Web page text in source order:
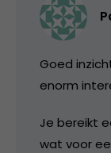
Goed
enorm
Je bereikt
wat voor